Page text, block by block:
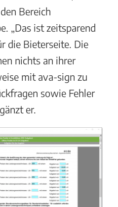
Bereich
„Das ist zeitsparend
die Bieterseite. Die
nichts an ihrer
mit ava-sign zu
sowie Fehler
er.